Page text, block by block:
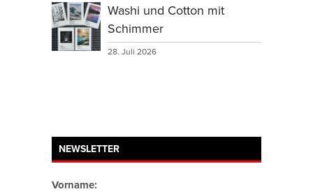
Washi und Cotton mit
Schimmer
28. Juli 2026
NEWSLETTER
Vorname: